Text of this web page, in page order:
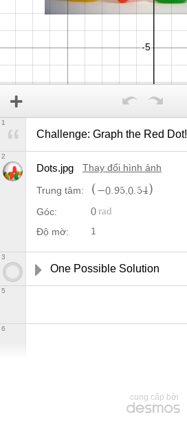
Challenge: Graph the Red Dot!
1
Dots.jpg Thay đổi hình ảnh
Trung tâm: −0 95 ,0 54
Góc:
0
Độ mờ:
1
2
One Possible Solution
3
5
6
cung cấp bởi